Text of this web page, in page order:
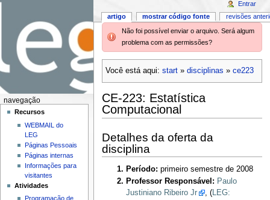
Não foi possível enviar o arquivo. Será algum
problema com as permissões?
Você está aqui: start» disciplinas » ce223
CE-223: Estatística
Computacional
Detalhes da oferta da
disciplina
Período: primeiro semestre de 2008
Professor Responsável: Paulo
Justiniano Ribeiro Jr
, (LEG:
artigo mostrar código fonte revisões
Entrar
navegação
Recursos
WEBMAIL do
LEG
Páginas Pessoais
Páginas internas
Informações para
visitantes
Atividades
Programação de